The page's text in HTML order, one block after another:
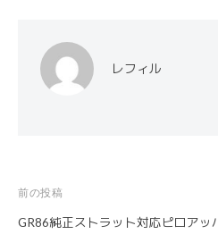
レフィル
投
稿
前の投稿
GR86純正ストラット対応ピロアッ